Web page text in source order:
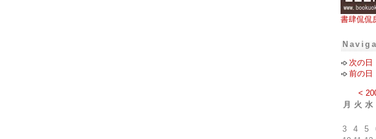
書肆侃侃
次の日
前の日
<
月
火 水
3
4 5